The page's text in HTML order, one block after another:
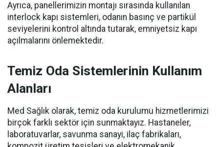
Ayrıca, panellerimizin montajı sırasında kullanılan
interlock kapı sistemleri, odanın basınç ve partikül
seviyelerini kontrol altında tutarak, emniyetsiz kapı
açılmalarını önlemektedir.
Temiz Oda Sistemlerinin Kullanım
Alanları
Med Sağlık olarak, temiz oda kurulumu hizmetlerimizi
birçok farklı sektör için sunmaktayız. Hastaneler,
laboratuvarlar, savunma sanayi, ilaç fabrikaları,